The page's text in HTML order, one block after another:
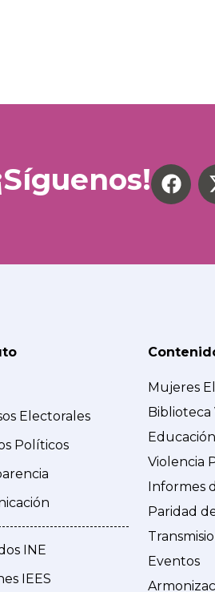
Electorales
Políticos
INE
IEES
Mujeres
Biblioteca
Violencia
Informes
Paridad
Eventos